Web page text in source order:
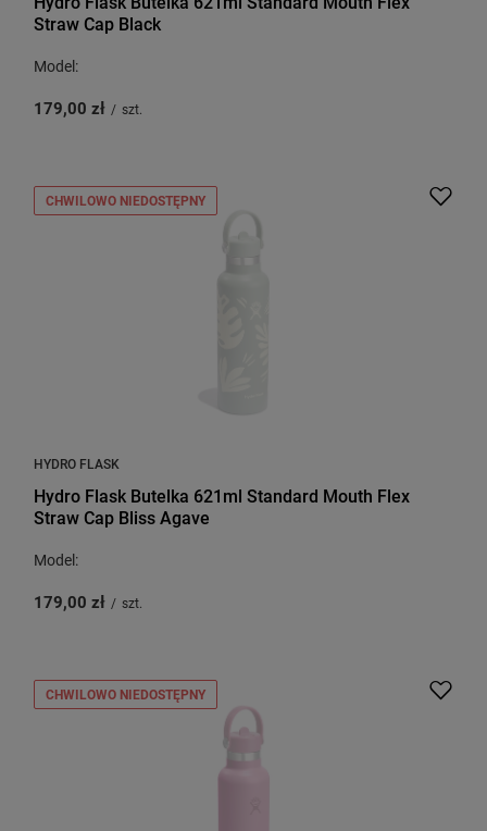
Straw Cap Black
Model:
179,00 zł / szt.
CHWILOWO NIEDOSTĘPNY
HYDRO FLASK
Hydro Flask Butelka 621ml Standard Mouth Flex
Straw Cap Bliss Agave
Model:
179,00 zł / szt.
CHWILOWO NIEDOSTĘPNY